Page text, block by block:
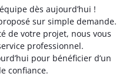
dès aujourd’hui !
sur simple demande.
de votre projet, nous vous
professionnel.
pour bénéficier d’un
confiance.